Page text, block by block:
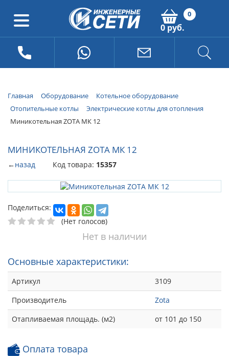
0
0 руб.
Главная Оборудование
Котельное оборудование
Отопительные котлы
Электрические котлы для отопления
Миникотельная ZOTA МК 12
МИНИКОТЕЛЬНАЯ ZOTA МК 12
←назад Код товара: 15357
Поделиться:
(Нет голосов)
Нет в наличии
Основные характеристики:
Артикул
3109
Производитель
Zota
Отапливаемая площадь. (м2)
от 101 до 150
Оплата товара